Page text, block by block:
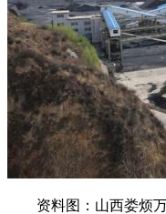
资料图：山西娄烦